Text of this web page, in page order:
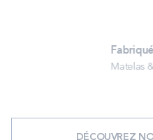
Matelas
DÉCOUVREZ